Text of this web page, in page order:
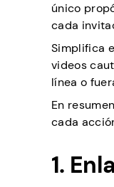
único
cada
Simplifica
videos
línea o
En
cada
1.